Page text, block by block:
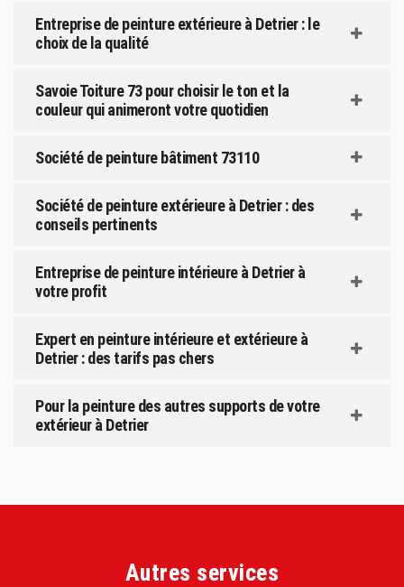
Entreprise de peinture extérieure à Detrier : le
choix de la qualité
Savoie Toiture 73 pour choisir le ton et la
couleur qui animeront votre quotidien
Société de peinture bâtiment 73110
Société de peinture extérieure à Detrier : des
conseils pertinents
Entreprise de peinture intérieure à Detrier à
votre profit
Expert en peinture intérieure et extérieure à
Detrier : des tarifs pas chers
Pour la peinture des autres supports de votre
extérieur à Detrier
Autres services